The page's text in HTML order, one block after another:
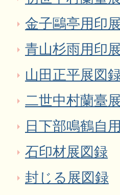
金子鷗亭用印
青山杉雨用印
山田正平展図
二世中村蘭臺
日下部鳴鶴自
石印材展図録
封じる展図録